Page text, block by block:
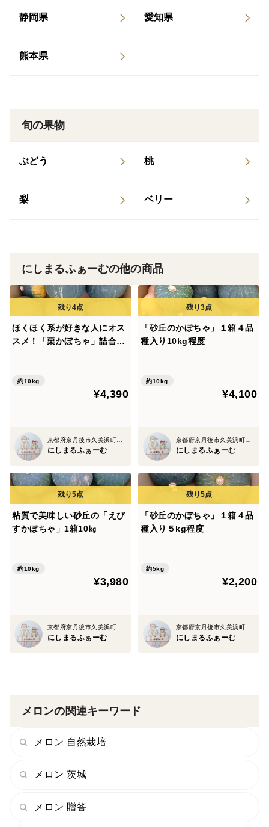
【品種の特徴】
細かな網目模様で
静岡県 愛知県
熊本県
旬の果物
ぶどう 桃
梨 ベリー
にしまるふぁーむの他の商品
ほくほく系が好きな人にオス
スメ！「栗かぼちゃ」詰合わ
約10kg
¥4,390
にしまるふぁーむ
「砂丘のかぼちゃ」１箱４品
種入り10kg程度
約10kg
¥4,100
にしまるふぁーむ
粘質で美味しい砂丘の「えび
すかぼちゃ」1箱10㎏
約10kg
¥3,980
京都府京丹後市久美浜町湊宮
にしまるふぁーむ
「砂丘のかぼちゃ」１箱４品
種入り５kg程度
約5kg
¥2,200
京都府京丹後市久美浜町湊宮
にしまるふぁーむ
メロンの関連キーワード
メロン 自然栽培
メロン 茨城
メロン 贈答